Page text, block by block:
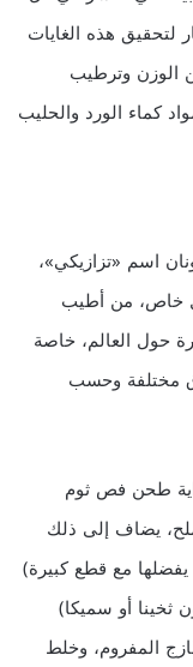
هذه الغايات
الوزن وترطيب
كماء الورد والحليب
اسم «تزازيكي»،
خاص، من أطيب
حول العالم، خاصة
مختلفة وحسب
البداية طحن فص ثوم
يضاف إلى ذلك
مع قطع كبيرة)
أو سميكا)
المفروم، وخلط